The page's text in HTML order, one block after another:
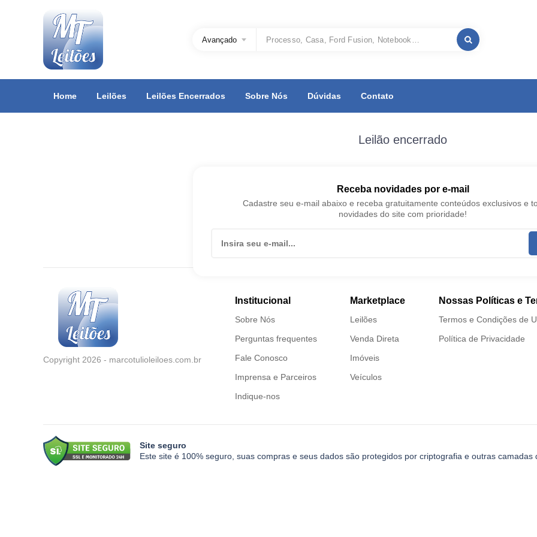
Avançado
Home Leilões Leilões Encerrados Sobre Nós Dúvidas Contato
Leilão encerrado
Receba novidades por e-mail
Cadastre seu e-mail abaixo e receba gratuitamente conteúdos exclusivos e
novidades do site com prioridade!
Copyright 2026 - marcotulioleiloes.com.br
Institucional
Sobre Nós
Perguntas frequentes
Fale Conosco
Imprensa e Parceiros
Indique-nos
Marketplace
Leilões
Venda Direta
Imóveis
Veículos
Nossas Políticas e
Termos e Condições de
Política de Privacidade
Site seguro
Este site é 100% seguro, suas compras e seus dados são protegidos por criptografia e outras camadas